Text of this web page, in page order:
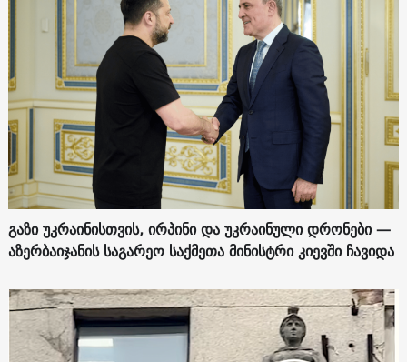
გაზი უკრაინისთვის, ირპინი და უკრაინული დრონები —
აზერბაიჯანის საგარეო საქმეთა მინისტრი კიევში ჩავიდა